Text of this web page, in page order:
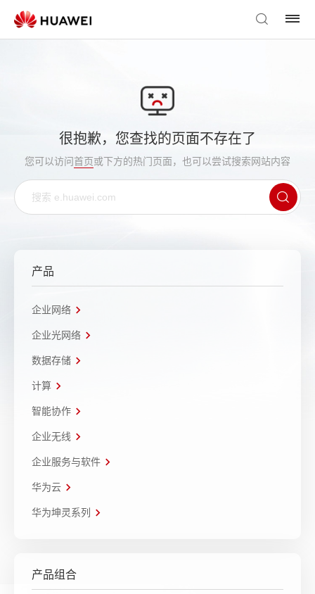
很抱歉，您查找的页面不存在了
您可以访问首页或下方的热门页面，也可以尝试搜索网站内容
产品
企业网络
企业光网络
数据存储
计算
智能协作
企业无线
企业服务与软件
华为云
华为坤灵系列
产品组合